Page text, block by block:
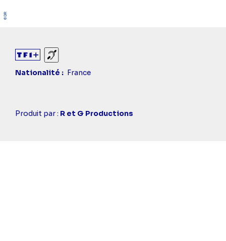
Sourds et malentendants
Nationalité
France
Casting
Produit par : R et G Productions